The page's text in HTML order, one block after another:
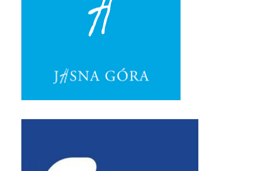
Opłatek Wspólnot Parafialnych
Galerie 2019
Triduum St. Kostka 2019